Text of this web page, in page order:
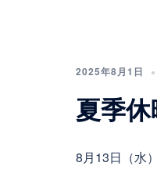
2025年8月1日
夏季
8月13日（水